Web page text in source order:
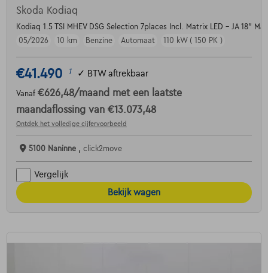
Skoda Kodiaq
Kodiaq 1.5 TSI MHEV DSG Selection 7places Incl. Matrix LED - JA 18"
05/2026
10 km Benzine Automaat 110 kW ( 150 PK )
€41.490 1 ✓ BTW aftrekbaar
Vanaf €626,48/maand met een laatste
maandaflossing van €13.073,48
Ontdek het volledige cijfervoorbeeld
5100 Naninne , click2move
Vergelijk
Bekijk wagen